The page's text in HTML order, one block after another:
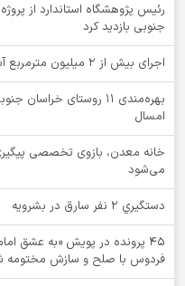
رئیس پژوهشگاه استاندارد از
جنوبی بازدید کرد
اجرای بیش از ۲ میلیون مترمربع آسفالت معابر طی چهار سال گذشته
بهره‌مندی ۱۱ روستای
امسال
خانه معدن، بازوی تخصصی
می‌شود
دستگيري 2 نفر سارق در بشرويه
۴۵ پرونده در پویش «به عشق
فردوس با صلح و سازش مختومه